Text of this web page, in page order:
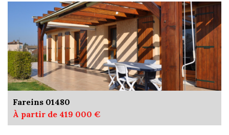
Fareins 01480
À partir de 419 000 €